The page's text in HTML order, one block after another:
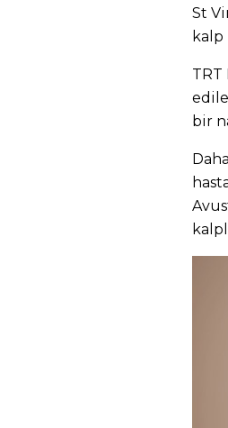
St
kalp
TRT
bir